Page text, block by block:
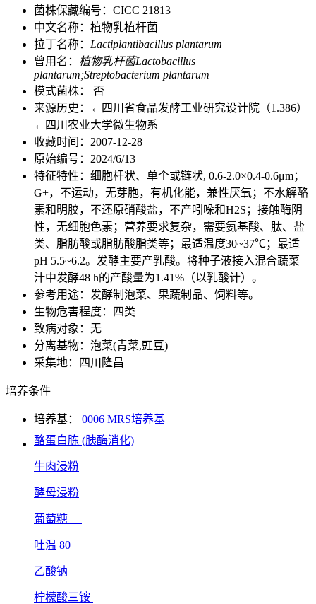
菌株保藏编号：CICC 21813
中文名称：植物乳植杆菌
拉丁名称： Lactiplantibacillus plantarum
曾用名： 植物乳杆菌Lactobacillus
plantarum;Streptobacterium plantarum
模式菌株： 否
来源历史：←四川省食品发酵工业研究设计院（1.386）
←四川农业大学微生物系
收藏时间：2007-12-28
原始编号：2024/6/13
特征特性：细胞杆状、单个或链状, 0.6-2.0×0.4-0.6μm；
G+，不运动，无芽胞，有机化能，兼性厌氧；不水解酪
素和明胶，不还原硝酸盐，不产吲哚和H2S；接触酶阴
性，无细胞色素；营养要求复杂，需要氨基酸、肽、盐
类、脂肪酸或脂肪酸脂类等；最适温度30~37℃；最适
pH 5.5~6.2。发酵主要产乳酸。将种子液接入混合蔬菜
汁中发酵48 h的产酸量为1.41%（以乳酸计）。
参考用途：发酵制泡菜、果蔬制品、饲料等。
生物危害程度：四类
致病对象：无
分离基物：泡菜(青菜,豇豆)
采集地：四川隆昌
培养条件
培养基：
0006 MRS培养基
酪蛋白胨 (胰酶消化)
牛肉浸粉
酵母浸粉
葡萄糖
吐温 80
乙酸钠
柠檬酸三铵